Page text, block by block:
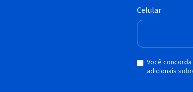
Celular
Você
adicionais